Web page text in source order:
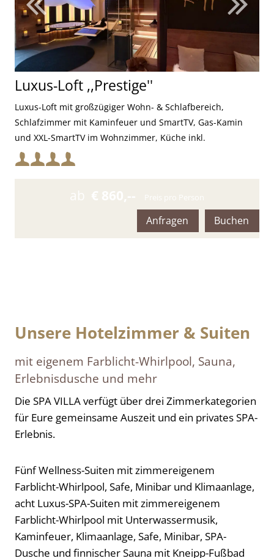
Luxus-Loft ,,Prestige''
Luxus-Loft mit großzügiger Wohn- & Schlafbereich,
Schlafzimmer mit Kaminfeuer und SmartTV, Gas-Kamin
und XXL-SmartTV im Wohnzimmer, Küche inkl.
hochwertiger Ausstattung, Sonos-Soundsystem im
gesamten Loft, digitale SmartHome-Lichtsteuerung, zwei
Ambienteeinstellungen, Farblichtbeleuchtung im gesamten
Loft, Spa-Erlebnisdusche mit Vogelzwitschern und
Mangoduft, Eisbrunnen, Kneipp-Fußbad, Klangwoge , LED-
Mindestbelegung:
Maximalbelegung:
ab € 860,-- Preis pro Person
Buchen
Anfragen
Unsere Hotelzimmer & Suiten
mit eigenem Farblicht-Whirlpool, Sauna,
Erlebnisdusche und mehr
Die SPA VILLA verfügt über drei Zimmerkategorien
für Eure gemeinsame Auszeit und ein privates SPA-
Erlebnis.
Fünf Wellness-Suiten mit zimmereigenem
Farblicht-Whirlpool, Safe, Minibar und Klimaanlage,
acht Luxus-SPA-Suiten mit zimmereigenem
Farblicht-Whirlpool mit Unterwassermusik,
Kaminfeuer, Klimaanlage, Safe, Minibar, SPA-
Dusche und finnischer Sauna mit Kneipp-Fußbad